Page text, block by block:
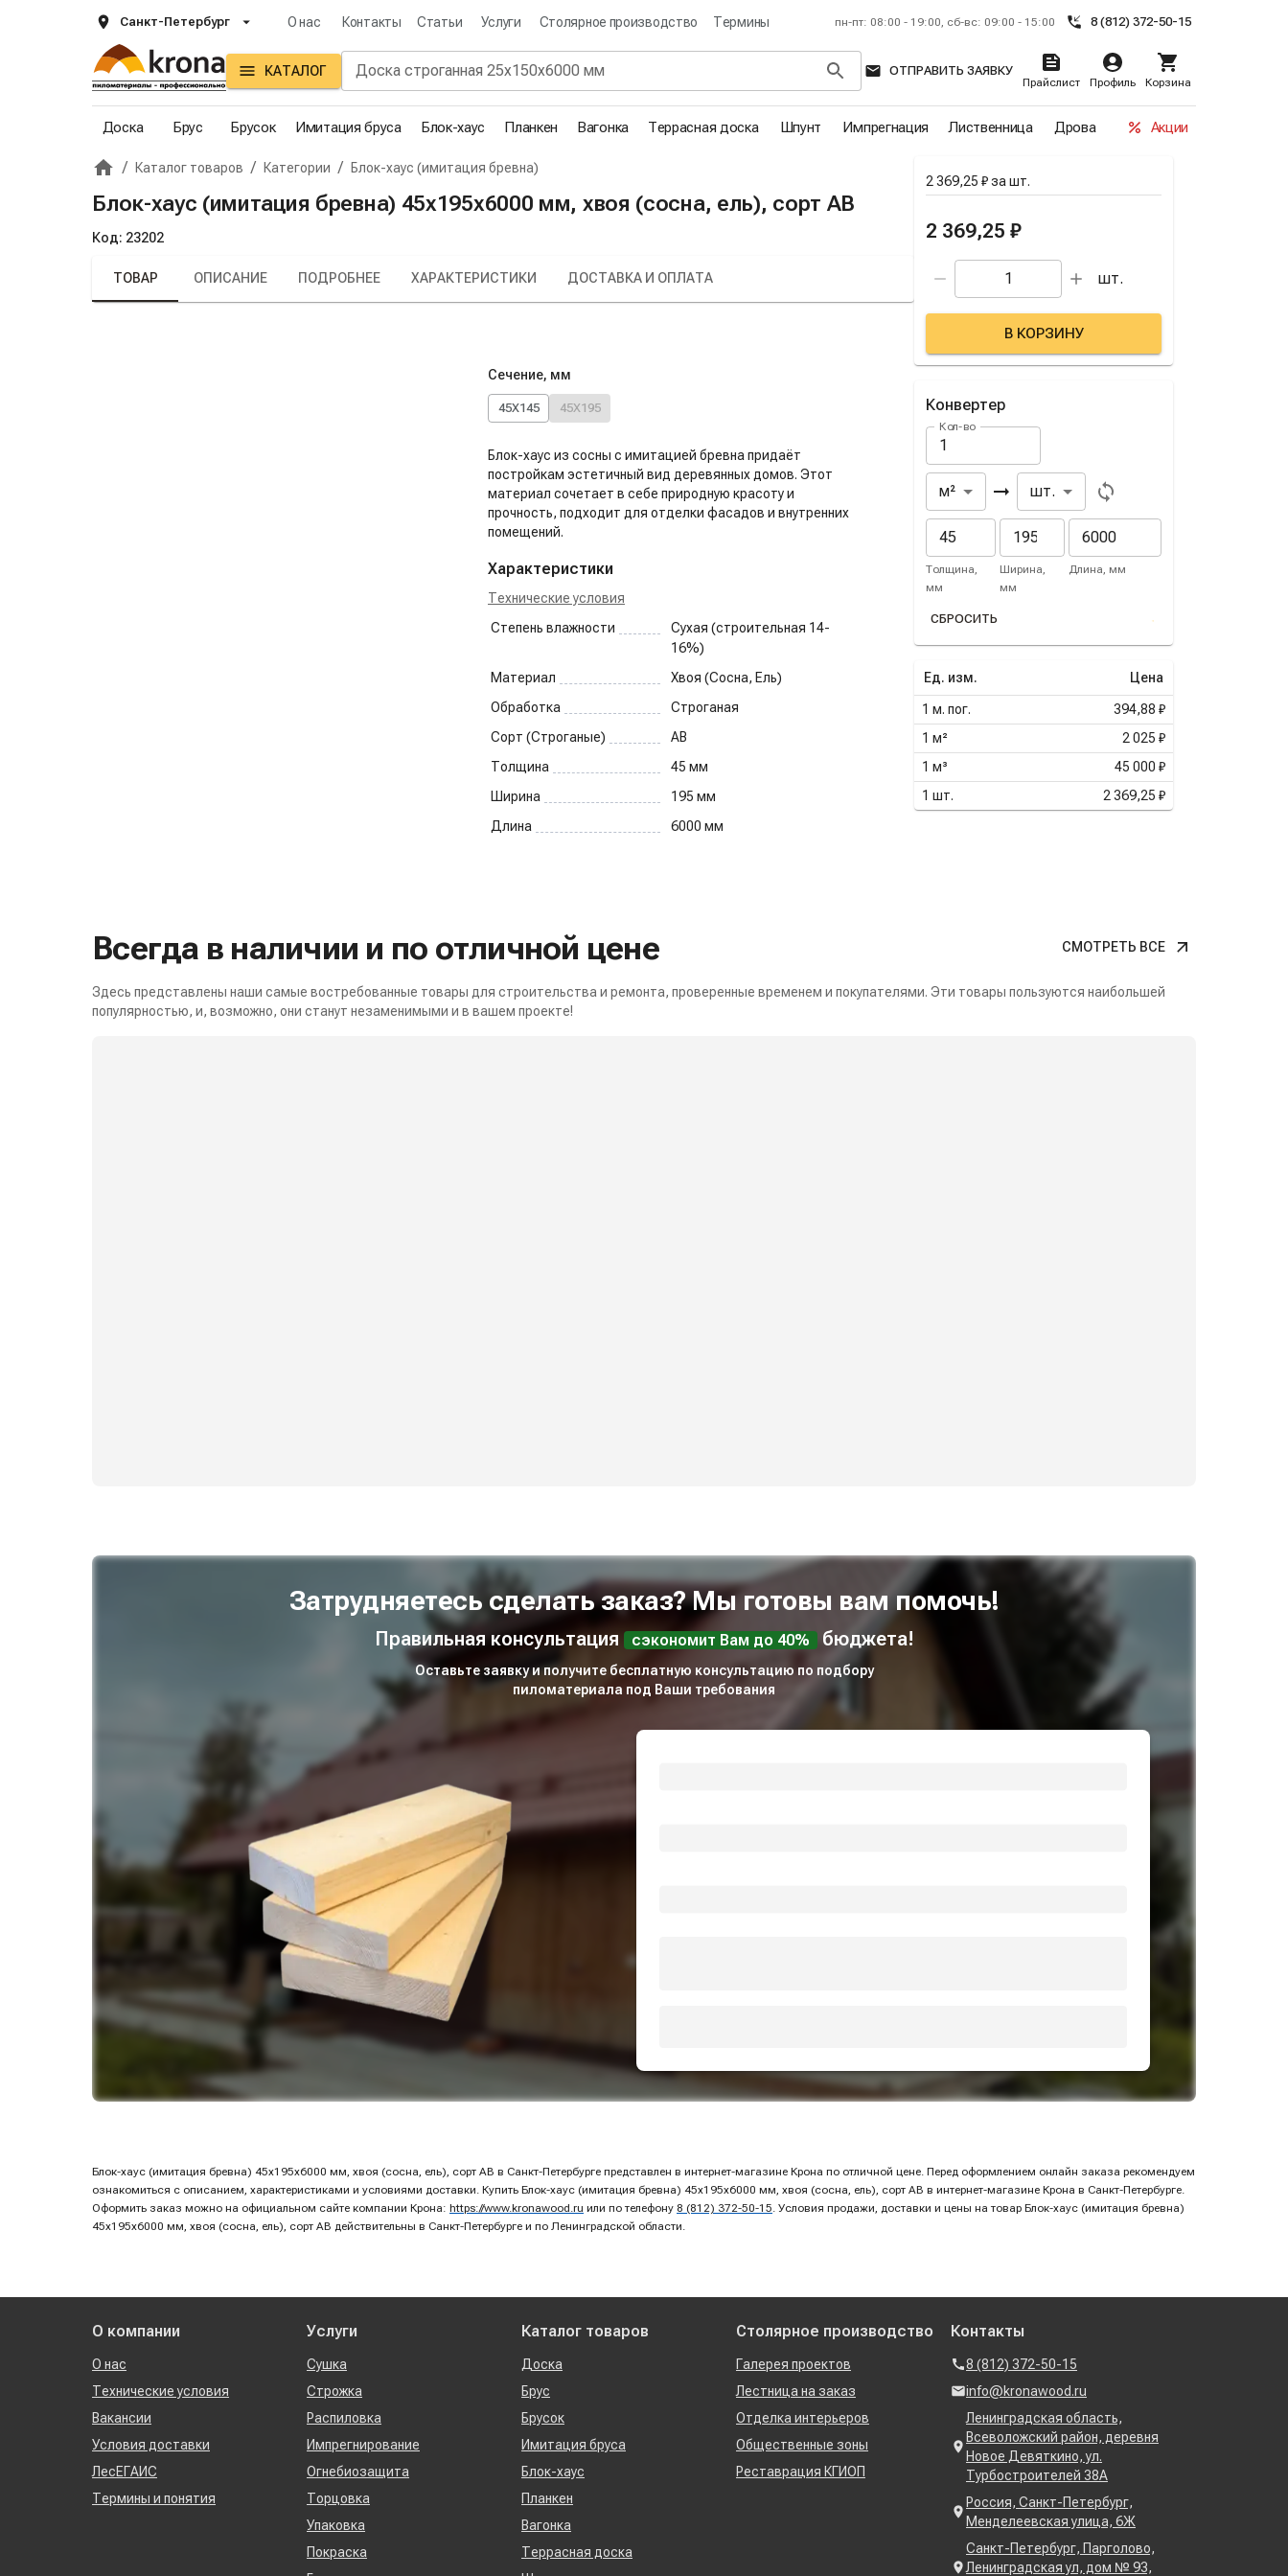
Санкт-Петербург О нас Контакты Статьи Услуги Столярное производство Термины пн-пт: 08:00 - 19:00, сб-вс: 09:00 - 15:00 8 (812) 372-50-15
КАТАЛОГ ОТПРАВИТЬ ЗАЯВКУ
Прайслист Профиль Корзина
Доска Брус Брусок Имитация бруса Блок-хаус Планкен Вагонка Террасная доска Шпунт Импрегнация Лиственница Дрова Акции
Главная
/ Каталог товаров / Категории / Блок-хаус (имитация бревна)
Блок-хаус (имитация бревна) 45х195х6000 мм, хвоя (сосна, ель), сорт AB
Код: 23202
Крона
ТОВАР ОПИСАНИЕ ПОДРОБНЕЕ ХАРАКТЕРИСТИКИ ДОСТАВКА И ОПЛАТА
Сечение, мм
45X145 45X195
Блок-хаус из сосны с имитацией бревна придаёт
постройкам эстетичный вид деревянных домов. Этот
материал сочетает в себе природную красоту и
прочность, подходит для отделки фасадов и внутренних
помещений.
Характеристики
Технические условия
Степень влажности
Сухая (строительная 14-
16%)
Материал
Хвоя (Сосна, Ель)
Обработка
Строганая
Сорт (Строганые)
AB
Толщина
45 мм
Ширина
195 мм
Длина
6000 мм
2 369,25 ₽за шт.
2 369,25 ₽
шт.
В КОРЗИНУ
Конвертер
Кол-во
Из
м²
В
шт.
Толщина,
мм
Ширина,
мм
Длина, мм
СБРОСИТЬ
Ед. изм. Цена
1 м. пог.
394,88 ₽
1 м²
2 025 ₽
1 м³
45 000 ₽
1 шт. 2 369,25 ₽
Всегда в наличии и по отличной цене СМОТРЕТЬ ВСЕ
Здесь представлены наши самые востребованные товары для строительства и ремонта, проверенные временем и покупателями. Эти товары пользуются наибольшей
популярностью, и, возможно, они станут незаменимыми и в вашем проекте!
Затрудняетесь сделать заказ? Мы готовы вам помочь!
Правильная консультация сэкономит Вам до 40% бюджета!
Оставьте заявку и получите бесплатную консультацию по подбору
пиломатериала под Ваши требования
Блок-хаус (имитация бревна) 45х195х6000 мм, хвоя (сосна, ель), сорт AB в Санкт-Петербурге представлен в интернет-магазине Крона по отличной цене. Перед оформлением онлайн заказа рекомендуем
ознакомиться с описанием, характеристиками и условиями доставки. Купить Блок-хаус (имитация бревна) 45х195х6000 мм, хвоя (сосна, ель), сорт AB в интернет-магазине Крона в Санкт-Петербурге.
Оформить заказ можно на официальном сайте компании Крона: https://www.kronawood.ru или по телефону 8 (812) 372-50-15 . Условия продажи, доставки и цены на товар Блок-хаус (имитация бревна)
45х195х6000 мм, хвоя (сосна, ель), сорт AB действительны в Санкт-Петербурге и по Ленинградской области.
О компании
О нас
Технические условия
Вакансии
Условия доставки
ЛесЕГАИС
Термины и понятия
Услуги
Сушка
Строжка
Распиловка
Импрегнирование
Огнебиозащита
Торцовка
Упаковка
Покраска
Каталог товаров
Доска
Брус
Брусок
Имитация бруса
Блок-хаус
Планкен
Вагонка
Террасная доска
Столярное производство
Галерея проектов
Лестница на заказ
Отделка интерьеров
Общественные зоны
Реставрация КГИОП
Контакты
8 (812) 372-50-15
info@kronawood.ru
Ленинградская область,
Всеволожский район, деревня
Новое Девяткино, ул.
Турбостроителей 38А
Россия, Санкт-Петербург,
Менделеевская улица, 6Ж
Санкт-Петербург, Парголово,
Ленинградская ул, дом № 93,